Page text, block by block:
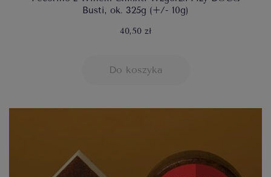
Busti, ok. 325g (+/- 10g)
40,50 zł
Do koszyka